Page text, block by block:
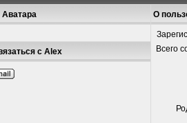
Аватара О
Всего
с Alex